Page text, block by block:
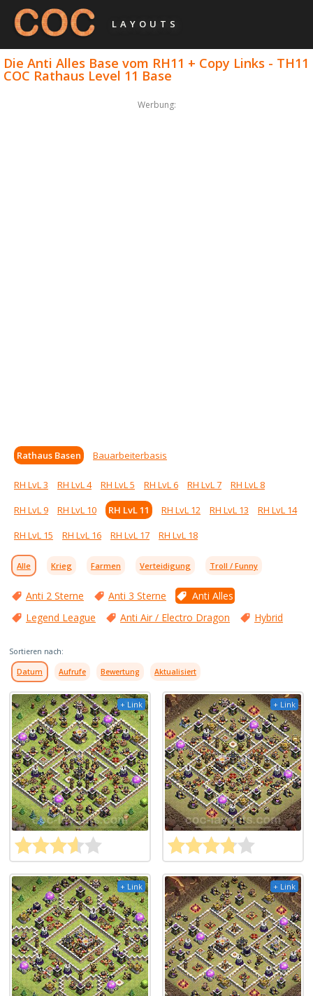
LAYOUTS
Die Anti Alles Base vom RH11 + Copy Links - TH11
COC Rathaus Level 11 Base
Werbung:
Rathaus Basen Bauarbeiterbasis
RH LvL 3 RH LvL 4 RH LvL 5 RH LvL 6 RH LvL 7
RH LvL 8
RH LvL 9
RH LvL 10 RH LvL 11 RH LvL 12 RH LvL 13
RH LvL 14
RH LvL 15
RH LvL 16 RH LvL 17 RH LvL 18
Alle Krieg Farmen Verteidigung Troll / Funny
Anti 2 Sterne Anti 3 Sterne
Anti Alles
Legend League
Anti Air / Electro Dragon Hybrid
Sortieren nach:
Datum Aufrufe Bewertung Aktualisiert
+ Link + Link
+ Link + Link